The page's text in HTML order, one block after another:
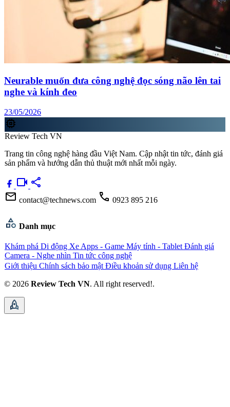
Neurable muốn đưa công nghệ đọc sóng não lên tai
nghe và kính đeo
23/05/2026
memory
Review Tech VN
Trang tin công nghệ hàng đầu Việt Nam. Cập nhật tin tức, đánh giá
sản phẩm và hướng dẫn thủ thuật mới nhất mỗi ngày.
videocam share
mail contact@technews.com call 0923 895 216
category Danh mục
Khám phá Di động Xe Apps - Game Máy tính - Tablet Đánh giá
Camera - Nghe nhìn Tin tức công nghệ
Giới thiệu Chính sách bảo mật Điều khoản sử dụng Liên hệ
© 2026 Review Tech VN. All right reserved!.
rocket